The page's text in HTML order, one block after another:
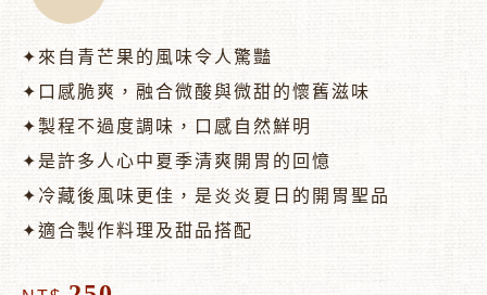
✦來自青芒果的風味令人驚豔
✦口感脆爽，融合微酸與微甜的懷舊滋味
✦製程不過度調味，口感自然鮮明
✦是許多人心中夏季清爽開胃的回憶
✦冷藏後風味更佳，是炎炎夏日的開胃聖品
✦適合製作料理及甜品搭配